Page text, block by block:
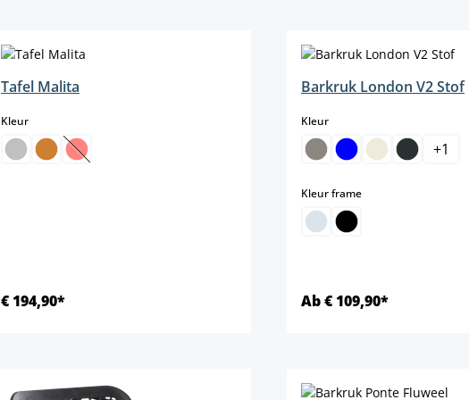
Tafel Malita
Kleurselect
(Deze optie is momenteel niet beschikbaar.)
€ 194,90*
Barkruk London V2 Stof
Kleurselect
+1
Kleur frameselect
Ab € 109,90*